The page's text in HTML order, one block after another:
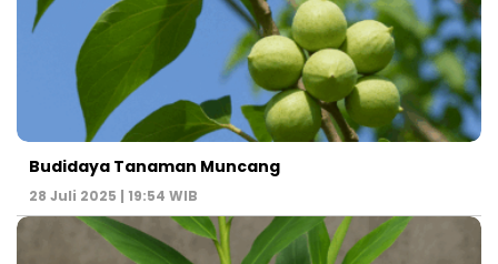
Budidaya Tanaman Muncang
28 Juli 2025 | 19:54 WIB